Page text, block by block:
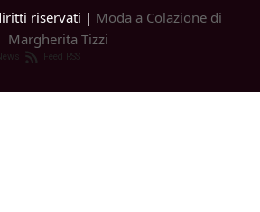
riservati | Moda a Colazione di
Margherita Tizzi
Feed RSS